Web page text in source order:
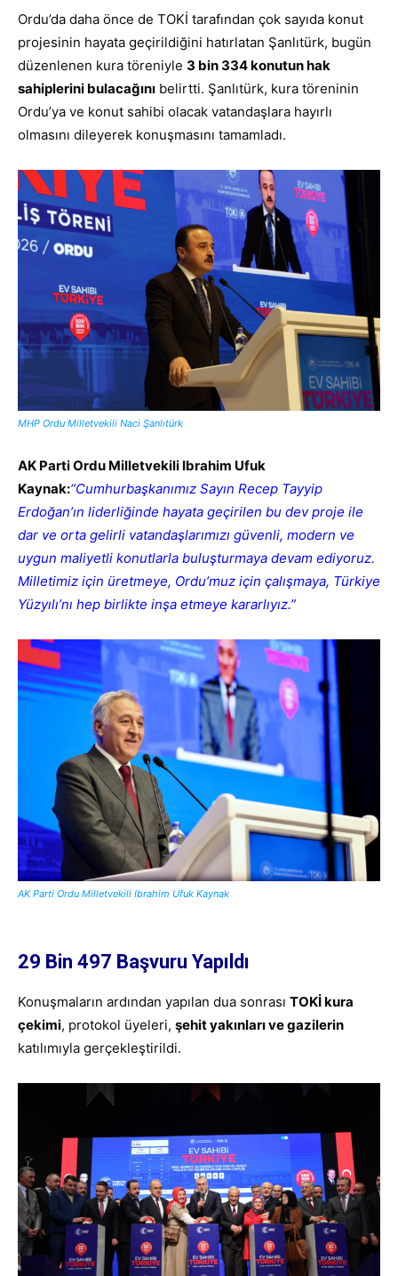
Ordu’da daha önce de TOKİ tarafından çok sayıda konut
projesinin hayata geçirildiğini hatırlatan Şanlıtürk, bugün
düzenlenen kura töreniyle 3 bin 334 konutun hak
sahiplerini bulacağını belirtti. Şanlıtürk, kura töreninin
Ordu’ya ve konut sahibi olacak vatandaşlara hayırlı
olmasını dileyerek konuşmasını tamamladı.
MHP Ordu Milletvekili Naci Şanlıtürk
AK Parti Ordu Milletvekili Ibrahim Ufuk
Kaynak:“Cumhurbaşkanımız Sayın Recep Tayyip
Erdoğan’ın liderliğinde hayata geçirilen bu dev proje ile
dar ve orta gelirli vatandaşlarımızı güvenli, modern ve
uygun maliyetli konutlarla buluşturmaya devam ediyoruz.
Milletimiz için üretmeye, Ordu’muz için çalışmaya, Türkiye
Yüzyılı’nı hep birlikte inşa etmeye kararlıyız.”
AK Parti Ordu Milletvekili Ibrahim Ufuk Kaynak
29 Bin 497 Başvuru Yapıldı
Konuşmaların ardından yapılan dua sonrası TOKİ kura
çekimi, protokol üyeleri, şehit yakınları ve gazilerin
katılımıyla gerçekleştirildi.